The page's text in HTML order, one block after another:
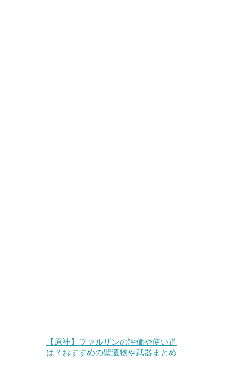
【原神】ファルザンの評価や使い道
は？おすすめの聖遺物や武器まとめ